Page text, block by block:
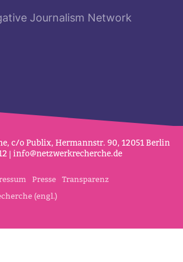
Journalism Network
c/o Publix, Her­mannstr. 90, 12051 Berlin
| info@netz­werk­re­cherche.de
Presse Transparenz
(engl.)